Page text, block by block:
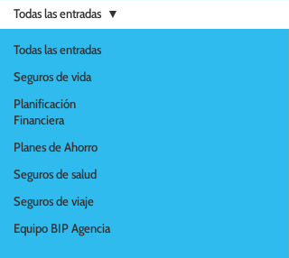
Todas las entradas
Seguros de vida
Planificación
Financiera
Planes de Ahorro
Seguros de salud
Seguros de viaje
Equipo BIP Agencia
Todas las entradas